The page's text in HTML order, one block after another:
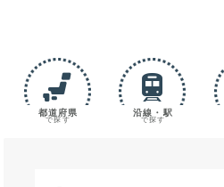
都道府県
で探す
沿線・駅
で探す